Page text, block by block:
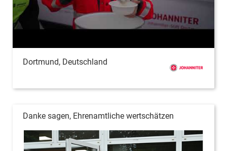
Dortmund, Deutschland
Danke sagen, Ehrenamtliche wertschätzen